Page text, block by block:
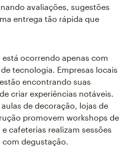
avaliações, sugestões
entrega tão rápida que
está ocorrendo apenas com
tecnologia. Empresas locais
encontrando suas
criar experiências notáveis.
de decoração, lojas de
promovem workshops de
cafeterias realizam sessões
com degustação.